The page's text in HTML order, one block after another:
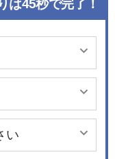
は45秒で完了！